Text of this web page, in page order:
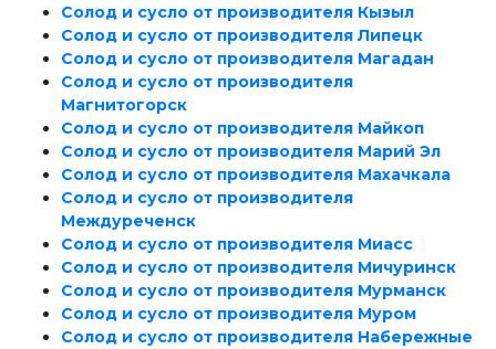
Солод и сусло от производителя Кызыл
Солод и сусло от производителя Липецк
Солод и сусло от производителя Магадан
Солод и сусло от производителя
Магнитогорск
Солод и сусло от производителя Майкоп
Солод и сусло от производителя Марий Эл
Солод и сусло от производителя Махачкала
Солод и сусло от производителя
Междуреченск
Солод и сусло от производителя Миасс
Солод и сусло от производителя Мичуринск
Солод и сусло от производителя Мурманск
Солод и сусло от производителя Муром
Солод и сусло от производителя Набережные